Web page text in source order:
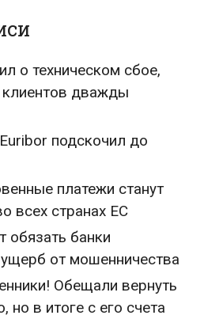
о техническом сбое,
клиентов дважды
подскочил до
платежи станут
всех странах ЕС
банки
от мошенничества
Обещали вернуть
но в итоге с его счета